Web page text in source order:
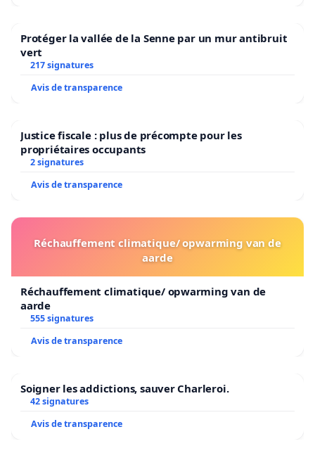
Protéger la vallée de la Senne par un mur antibruit
vert
217 signatures
Avis de transparence
Justice fiscale : plus de précompte pour les
propriétaires occupants
2 signatures
Avis de transparence
Réchauffement climatique/ opwarming van de
aarde
Réchauffement climatique/ opwarming van de
aarde
555 signatures
Avis de transparence
Soigner les addictions, sauver Charleroi.
42 signatures
Avis de transparence